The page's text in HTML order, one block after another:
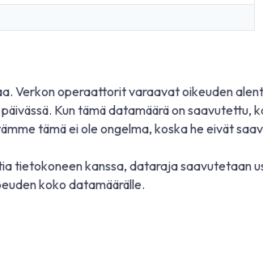
Verkon operaattorit varaavat oikeuden
Kun tämä datamäärä on saavutettu,
tämä ei ole ongelma, koska he eivät
tietokoneen kanssa, dataraja saavutetaan
koko datamäärälle.